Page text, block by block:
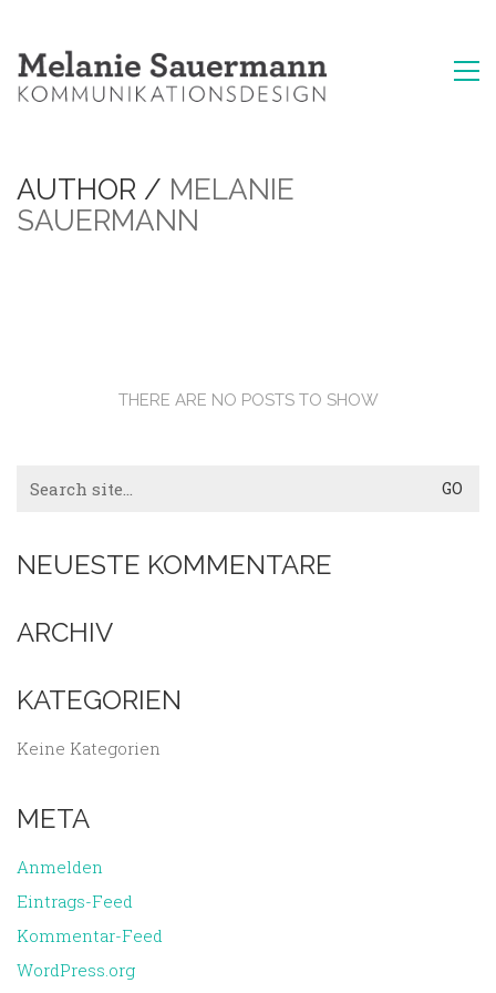
AUTHOR / MELANIE
SAUERMANN
THERE ARE NO POSTS TO SHOW
for:
NEUESTE KOMMENTARE
ARCHIV
KATEGORIEN
Keine Kategorien
META
Anmelden
Eintrags-Feed
Kommentar-Feed
WordPress.org